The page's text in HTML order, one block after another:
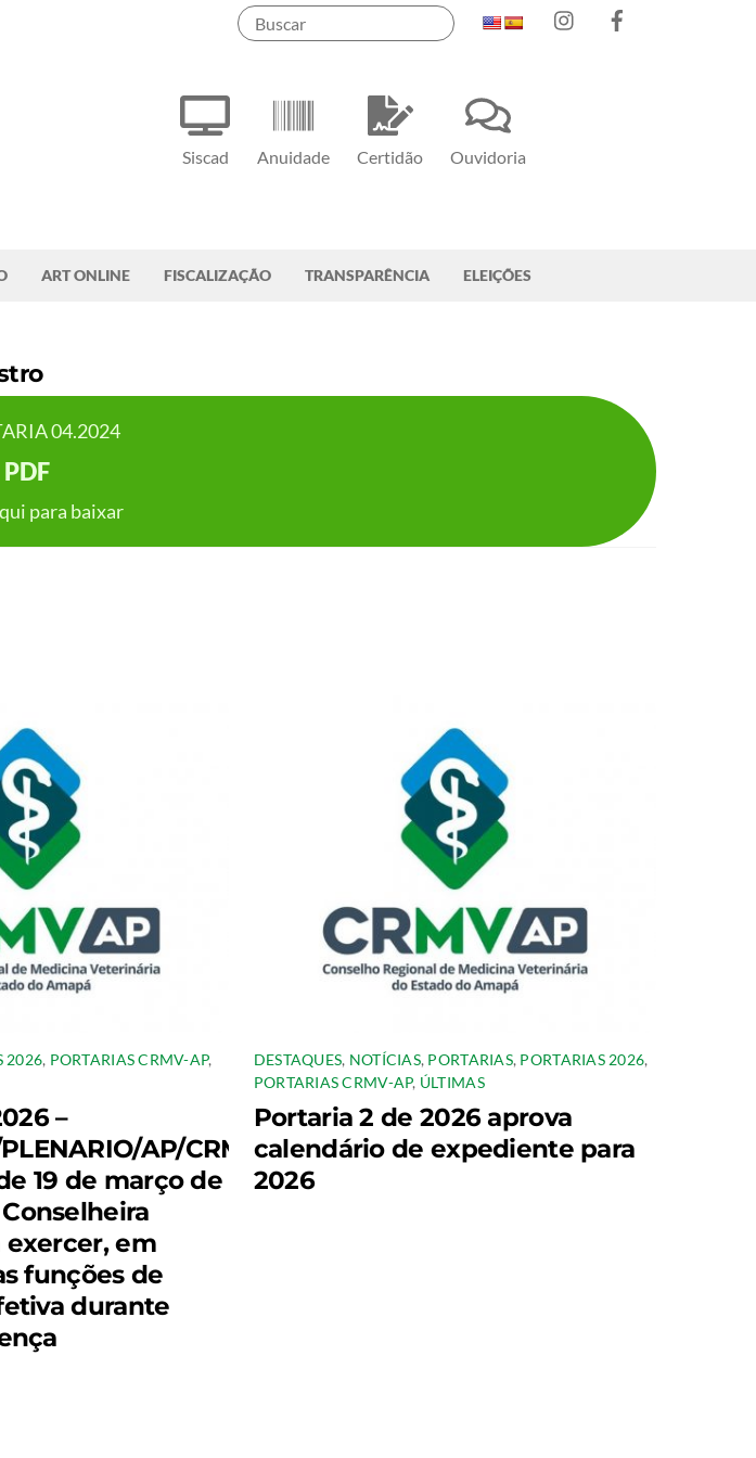
Siscad Anuidade Certidão Ouvidoria
Instagram
ART ONLINE FISCALIZAÇÃO TRANSPARÊNCIA ELEIÇÕES
PDF
para baixar
2026, PORTARIAS CRMV-AP,
–
AP/CRMV-
19 de março de
em
funções de
durante
DESTAQUES, NOTÍCIAS, PORTARIAS, PORTARIAS 2026,
PORTARIAS CRMV-AP, ÚLTIMAS
Portaria 2 de 2026 aprova
calendário de expediente para
2026